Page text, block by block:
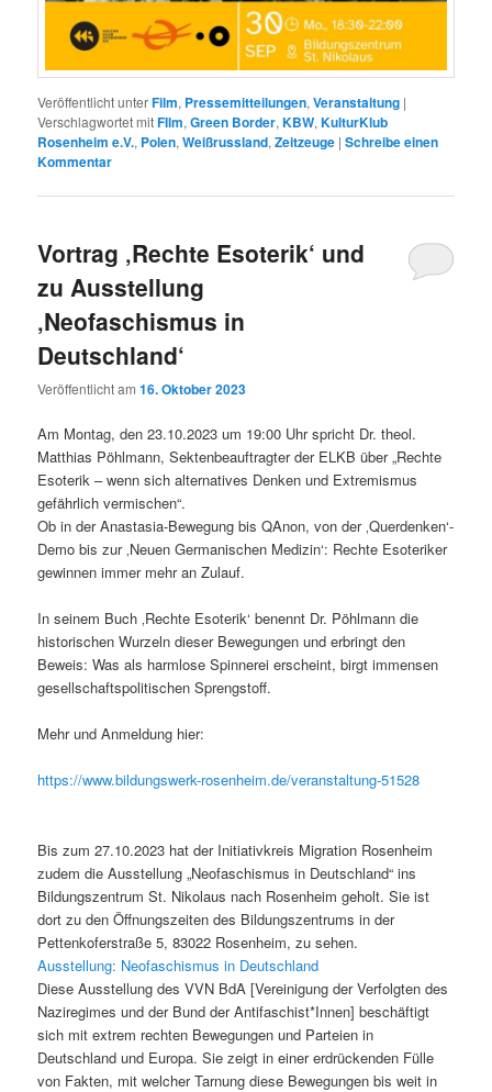
Veröffentlicht unterFilm, Pressemitteilungen,Veranstaltung |
Verschlagwortet mitFIlm,Green Border,KBW,KulturKlub
Rosenheim e.V., Polen,Weißrussland,Zeitzeuge |Schreibe einen
Kommentar
Vortrag ‚Rechte Esoterik‘ und
zu Ausstellung
‚Neofaschismus in
Deutschland‘
Veröffentlicht am16. Oktober 2023
Am Montag, den 23.10.2023 um 19:00 Uhr spricht Dr. theol.
Matthias Pöhlmann, Sektenbeauftragter der ELKB über „Rechte
Esoterik – wenn sich alternatives Denken und Extremismus
gefährlich vermischen“.
Ob in der Anastasia-Bewegung bis QAnon, von der ‚Querdenken‘-
Demo bis zur ‚Neuen Germanischen Medizin‘: Rechte Esoteriker
gewinnen immer mehr an Zulauf.
In seinem Buch ‚Rechte Esoterik‘ benennt Dr. Pöhlmann die
historischen Wurzeln dieser Bewegungen und erbringt den
Beweis: Was als harmlose Spinnerei erscheint, birgt immensen
gesellschaftspolitischen Sprengstoff.
Mehr und Anmeldung hier:
https://www.bildungswerk-rosenheim.de/veranstaltung-51528
Bis zum 27.10.2023 hat der Initiativkreis Migration Rosenheim
zudem die Ausstellung „Neofaschismus in Deutschland“ ins
Bildungszentrum St. Nikolaus nach Rosenheim geholt. Sie ist
dort zu den Öffnungszeiten des Bildungszentrums in der
Pettenkoferstraße 5, 83022 Rosenheim, zu sehen.
Ausstellung: Neofaschismus in Deutschland
Diese Ausstellung des VVN BdA [Vereinigung der Verfolgten des
Naziregimes und der Bund der Antifaschist*Innen] beschäftigt
sich mit extrem rechten Bewegungen und Parteien in
Deutschland und Europa. Sie zeigt in einer erdrückenden Fülle
von Fakten, mit welcher Tarnung diese Bewegungen bis weit in